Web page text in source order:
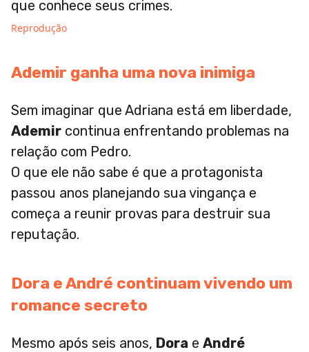
que conhece seus crimes.
Reprodução
Ademir ganha uma nova inimiga
Sem imaginar que Adriana está em liberdade,
Ademir continua enfrentando problemas na
relação com Pedro.
O que ele não sabe é que a protagonista
passou anos planejando sua vingança e
começa a reunir provas para destruir sua
reputação.
Dora e André continuam vivendo um
romance secreto
Mesmo após seis anos, Dora e André